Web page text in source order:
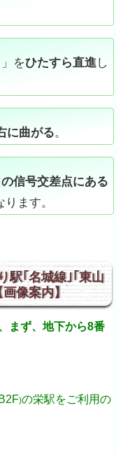
をひたすら直進 し
に曲がる。
信号交差点にある
ます。
駅｢名城線｣｢東山
像案内】
まず、地下から8番
B2F)の栄駅をご利用の